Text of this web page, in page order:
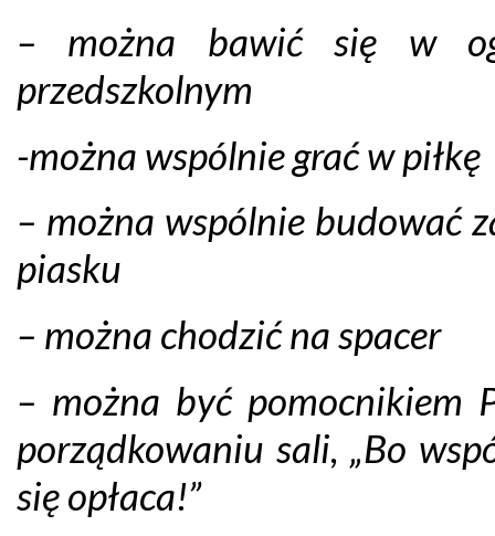
– można bawić się w
przedszkolnym
-można wspólnie grać w piłkę
– można wspólnie budować
piasku
– można chodzić na spacer
– można być pomocnikiem
porządkowaniu sali, „Bo
się opłaca!”